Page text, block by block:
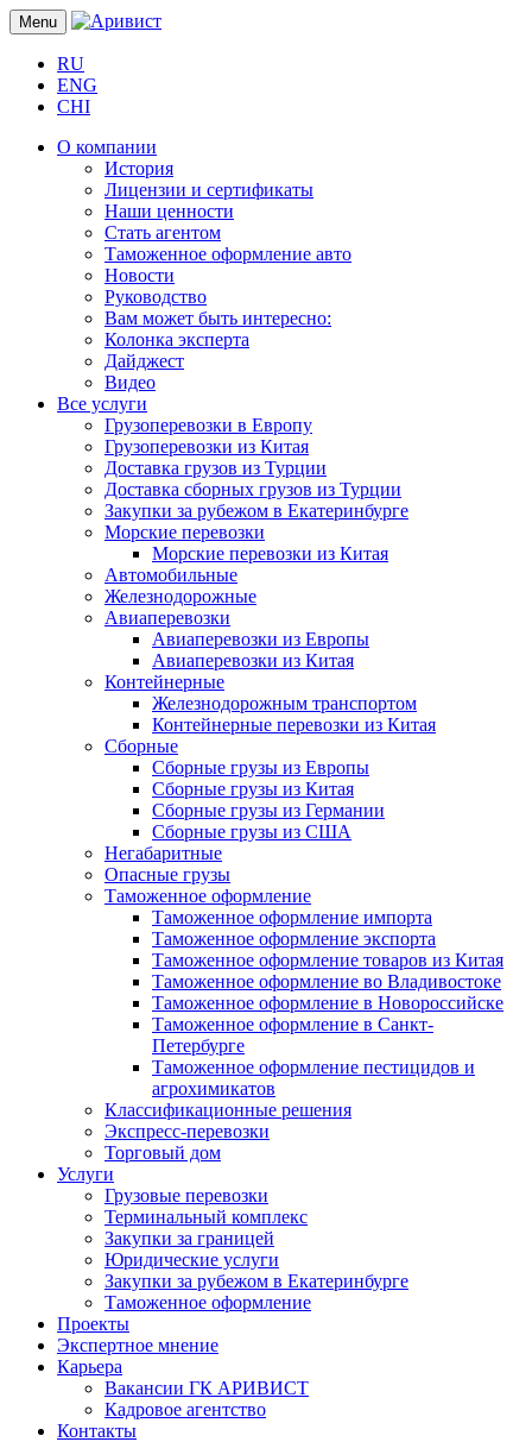
Menu
RU
ENG
CHI
О компании
История
Лицензии и сертификаты
Наши ценности
Стать агентом
Таможенное оформление авто
Новости
Руководство
Вам может быть интересно:
Колонка эксперта
Дайджест
Видео
Все услуги
Грузоперевозки в Европу
Грузоперевозки из Китая
Доставка грузов из Турции
Доставка сборных грузов из Турции
Закупки за рубежом в Екатеринбурге
Морские перевозки
Морские перевозки из Китая
Автомобильные
Железнодорожные
Авиаперевозки
Авиаперевозки из Европы
Авиаперевозки из Китая
Контейнерные
Железнодорожным транспортом
Контейнерные перевозки из Китая
Сборные
Сборные грузы из Европы
Сборные грузы из Китая
Сборные грузы из Германии
Сборные грузы из США
Негабаритные
Опасные грузы
Таможенное оформление
Таможенное оформление импорта
Таможенное оформление экспорта
Таможенное оформление товаров из Китая
Таможенное оформление во Владивостоке
Таможенное оформление в Новороссийске
Таможенное оформление в Санкт-
Петербурге
Таможенное оформление пестицидов и
агрохимикатов
Классификационные решения
Экспресс-перевозки
Торговый дом
Услуги
Грузовые перевозки
Терминальный комплекс
Закупки за границей
Юридические услуги
Закупки за рубежом в Екатеринбурге
Таможенное оформление
Проекты
Экспертное мнение
Карьера
Вакансии ГК АРИВИСТ
Кадровое агентство
Контакты